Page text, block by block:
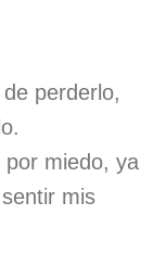
perderlo,
por miedo, ya
mis